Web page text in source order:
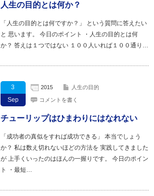
人生の目的とは何か？
「人生の目的とは何ですか？」 という質問に答えたい
と 思います。 今日のポイント ・人生の目的とは何
か？ 答えは１つではない １００人いれば１００通り…
3
Sep
2015 人生の目的
コメントを書く
チューリップはひまわりにはなれない
「成功者の真似をすれば成功できる」 本当でしょう
か？ 私は数え切れないほどの方法を 実践してきました
が 上手くいったのはほんの一握りです。 今日のポイン
ト ・最短…